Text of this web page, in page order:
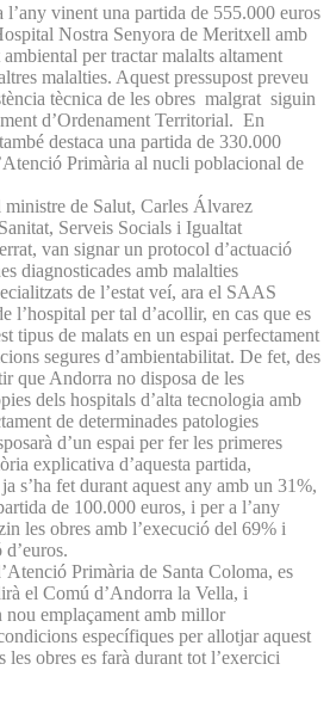
l’any vinent una partida de 555.000 euros
Nostra Senyora de Meritxell amb
per tractar malalts altament
malalties. Aquest pressupost preveu
tècnica de les obres malgrat siguin
d’Ordenament Territorial. En
destaca una partida de 330.000
Primària al nucli poblacional de
ministre de Salut, Carles Álvarez
Serveis Socials i Igualtat
van signar un protocol d’actuació
diagnosticades amb malalties
de l’estat veí, ara el SAAS
l’hospital per tal d’acollir, en cas que es
tipus de malats en un espai perfectament
segures d’ambientabilitat. De fet, des
que Andorra no disposa de les
dels hospitals d’alta tecnologia amb
de determinades patologies
d’un espai per fer les primeres
explicativa d’aquesta partida,
s’ha fet durant aquest any amb un 31%,
de 100.000 euros, i per a l’any
les obres amb l’execució del 69% i
Primària de Santa Coloma, es
el Comú d’Andorra la Vella, i
nou emplaçament amb millor
específiques per allotjar aquest
les obres es farà durant tot l’exercici